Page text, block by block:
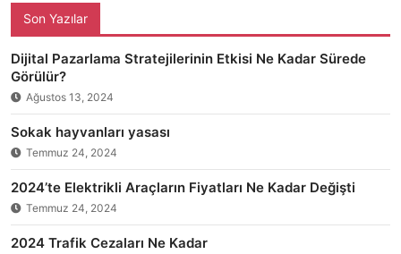
Son Yazılar
Dijital Pazarlama Stratejilerinin Etkisi Ne Kadar Sürede
Görülür?
Ağustos 13, 2024
Sokak hayvanları yasası
Temmuz 24, 2024
2024’te Elektrikli Araçların Fiyatları Ne Kadar Değişti
Temmuz 24, 2024
2024 Trafik Cezaları Ne Kadar